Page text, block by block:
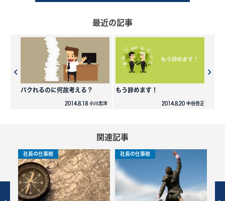
最近の記事
パクれるのに何故考える？
2014.8.18 小川忠洋
もう辞めます！
2014.8.20 中谷佳正
関連記事
社長の仕事術 社長の仕事術